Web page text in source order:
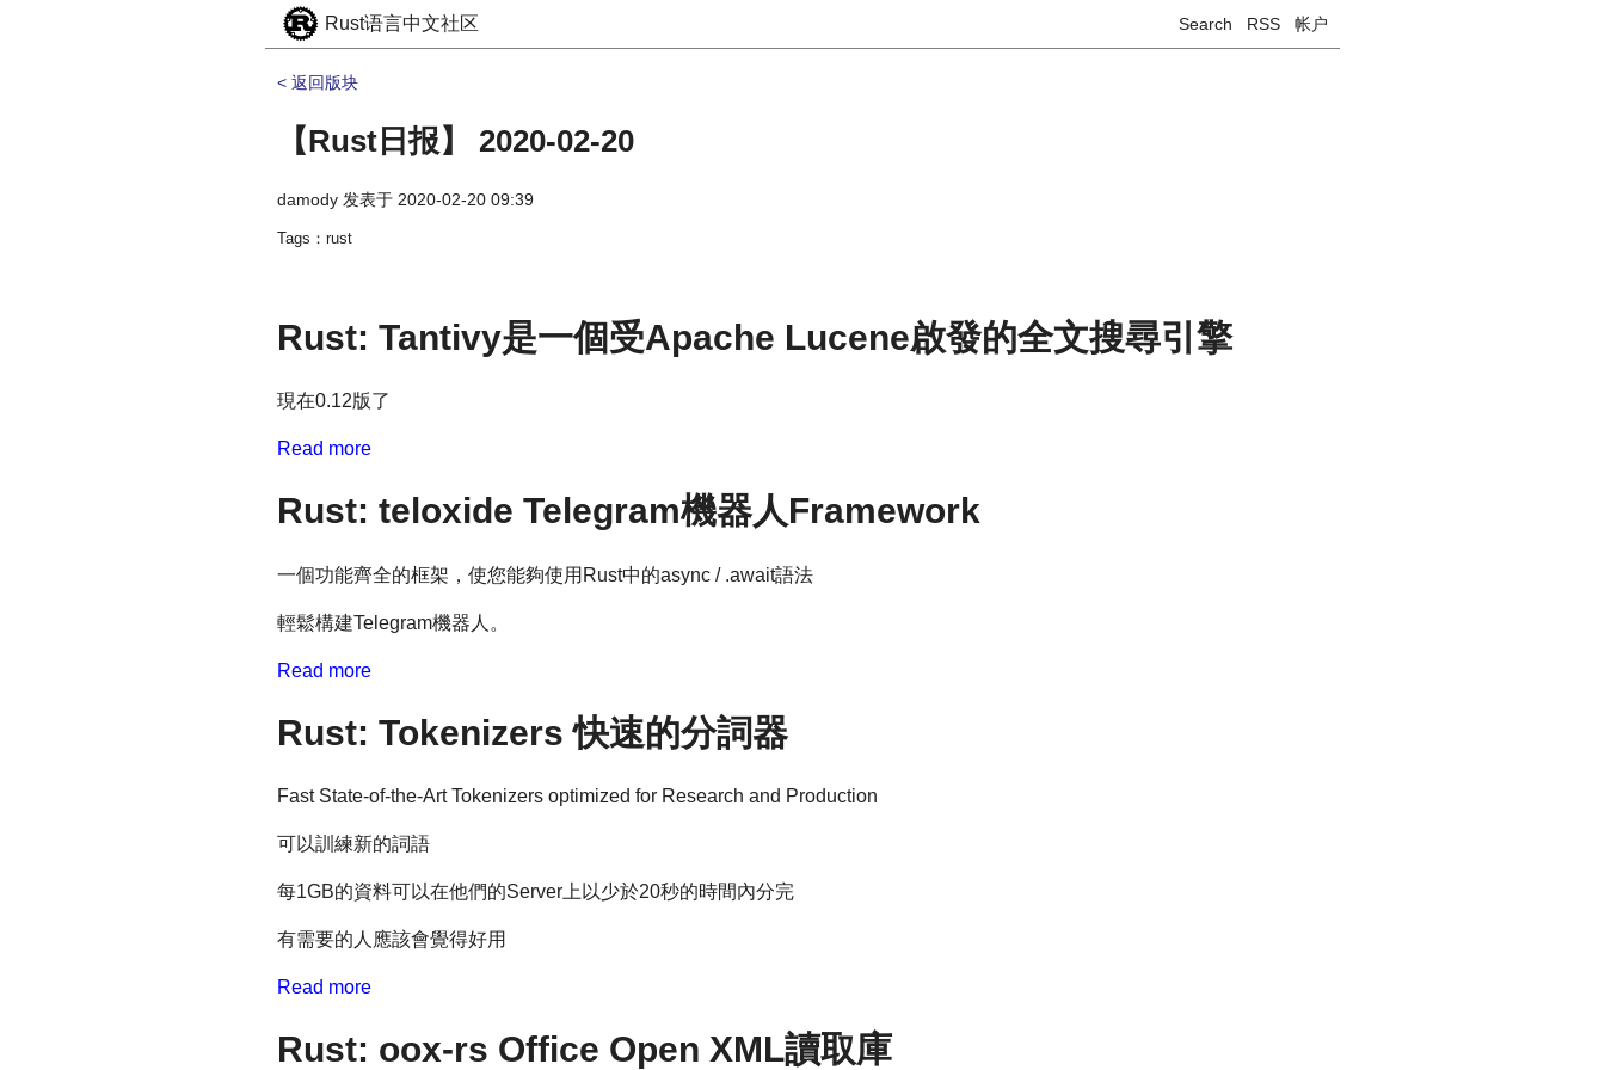
Rust语言中文社区 Search RSS 帐户
< 返回版块
【Rust日报】 2020-02-20
damody 发表于 2020-02-20 09:39
Tags：rust
Rust: Tantivy是一個受Apache Lucene啟發的全文搜尋引擎
現在0.12版了
Read more
Rust: teloxide Telegram機器人Framework
一個功能齊全的框架，使您能夠使用Rust中的async / .await語法
輕鬆構建Telegram機器人。
Read more
Rust: Tokenizers 快速的分詞器
Fast State-of-the-Art Tokenizers optimized for Research and Production
可以訓練新的詞語
每1GB的資料可以在他們的Server上以少於20秒的時間內分完
有需要的人應該會覺得好用
Read more
Rust: oox-rs Office Open XML讀取庫